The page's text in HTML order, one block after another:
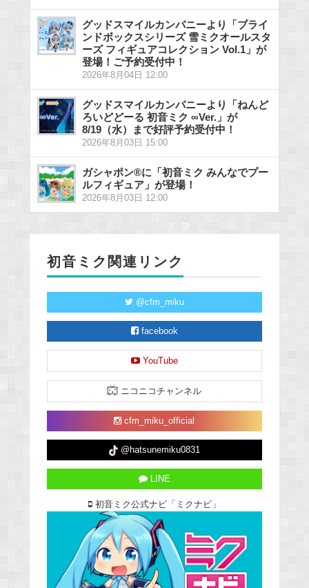
グッドスマイルカンパニーより「ブライ
ンドボックスシリーズ 雪ミクオールスタ
ーズ フィギュアコレクション Vol.1」が
登場！ご予約受付中！
2026年8月04日 12:00
グッドスマイルカンパニーより「ねんど
ろいどどーる 初音ミク ∞Ver.」が
8/19（水）まで好評予約受付中！
2026年8月03日 15:00
ガシャポン®に「初音ミク みんなでプー
ルフィギュア」が登場！
2026年8月03日 12:00
初音ミク関連リンク
@cfm_miku
facebook
YouTube
ニコニコチャンネル
cfm_miku_official
@hatsunemiku0831
LINE
初音ミク公式ナビ「ミクナビ」